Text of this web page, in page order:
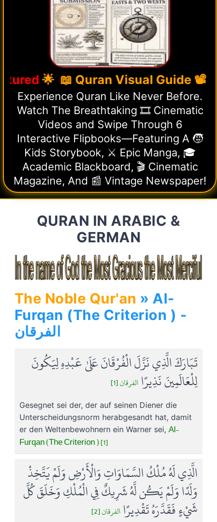
🌟 📖 Quran Visual Guide 📽️
Experience Quran Like Never Before.
Watch The Breathtaking 🎞️ Cinematic
Videos and Swipe Through 6
Interactive Flipbooks—Featuring A 🧒
Kids Storybook, ⚔️ Epic Manga, 🎓
Academic Blackboard, 🎬 Cinematic
Magazine, And 📰 Vintage Newspaper!
QURAN IN ARABIC &
GERMAN
The Noble Qur'an » Al-
Furqan (The Criterion ) -
الفرقان
تَبَارَكَ الَّذِي نَزَّلَ الْفُرْقَانَ عَلَىٰ عَبْدِهِ لِيَكُونَ
لِلْعَالَمِينَ نَذِيرًا الفرقان [1]
Gesegnet sei der, der auf seinen Diener die
Unterscheidungsnorm herabgesandt hat, damit
er den Weltenbewohnern ein Warner sei, Al-
Furqan (The Criterion ) [1]
الَّذِي لَهُ مُلْكُ السَّمَاوَاتِ وَالْأَرْضِ وَلَمْ يَتَّخِذْ
وَلَدًا وَلَمْ يَكُن لَّهُ شَرِيكٌ فِي الْمُلْكِ وَخَلَقَ كُلَّ
شَيْءٍ فَقَدَّرَهُ تَقْدِيرًا الفرقان [2]